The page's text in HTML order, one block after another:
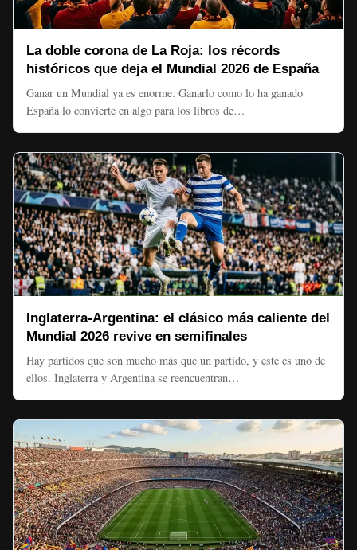
La doble corona de La Roja: los récords
históricos que deja el Mundial 2026 de España
Ganar un Mundial ya es enorme. Ganarlo como lo ha ganado
España lo convierte en algo para los libros de…
Inglaterra-Argentina: el clásico más caliente del
Mundial 2026 revive en semifinales
Hay partidos que son mucho más que un partido, y este es uno de
ellos. Inglaterra y Argentina se reencuentran…